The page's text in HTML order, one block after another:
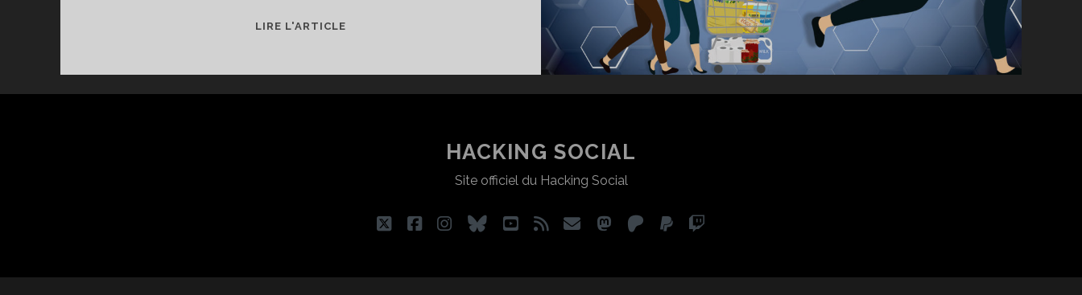
LIRE L'ARTICLE
HACKING SOCIAL
Site officiel du Hacking Social
twitterfacebook
instagram
blueskyyoutube
rss emailmastodon
patreon
paypal